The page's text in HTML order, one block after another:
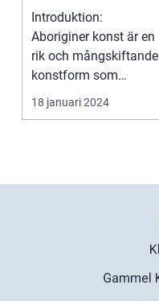
Australiens
Urinvånare
Introduktion:
Aboriginer konst är en
rik och mångskiftande
konstform som
härstammar från
Australiens...
18 januari 2024